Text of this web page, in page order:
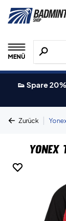
MENÜ
Suche
👟 Spare
Zurück |
Yonex